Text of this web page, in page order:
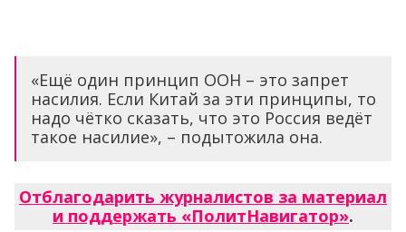
«Ещё один принцип ООН – это запрет
насилия. Если Китай за эти принципы, то
надо чётко сказать, что это Россия ведёт
такое насилие», – подытожила она.
Отблагодарить журналистов за материал
и поддержать «ПолитНавигатор».